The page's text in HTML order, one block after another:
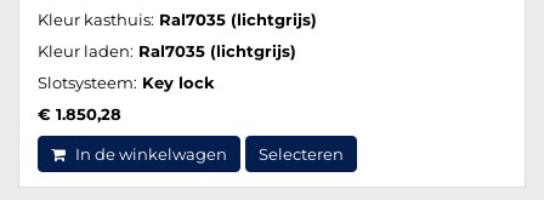
Kleur kasthuis: Ral7035 (lichtgrijs)
Kleur laden: Ral7035 (lichtgrijs)
Slotsysteem: Key lock
€ 1.850,28
In de winkelwagen Selecteren